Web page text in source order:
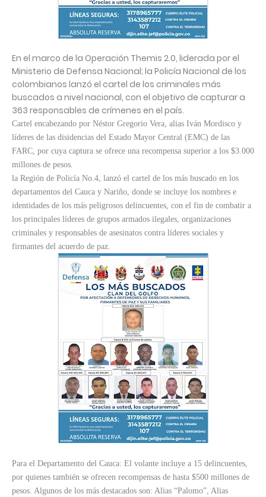
En el marco de la Operación Themis 2.0, liderada por el
Ministerio de Defensa Nacional; la Policía Nacional de los
colombianos lanzó el cartel de los criminales más
buscados a nivel nacional, con el objetivo de capturar a
363 responsables de crímenes en el país.
Cartel encabezando por Néstor Gregorio Vera, alias Iván Mordisco y
líderes de las disidencias del Estado Mayor Central (EMC) de las
FARC, por cuya captura se ofrece una recompensa superior a los $3.000
millones de pesos.
la Región de Policía No.4, lanzó el cartel de los más buscado en los
departamentos del Cauca y Nariño, donde se incluye los nombres e
identidades de los más peligrosos delincuentes, con el fin de combatir a
los principales líderes de grupos armados ilegales, organizaciones
criminales y responsables de asesinatos contra líderes sociales y
firmantes del acuerdo de paz.
Para el Departamento del Cauca: El volante incluye a 15 delincuentes,
por quienes también se ofrecen recompensas de hasta $500 millones de
pesos. Algunos de los más destacados son: Alias “Palomo”, Alias